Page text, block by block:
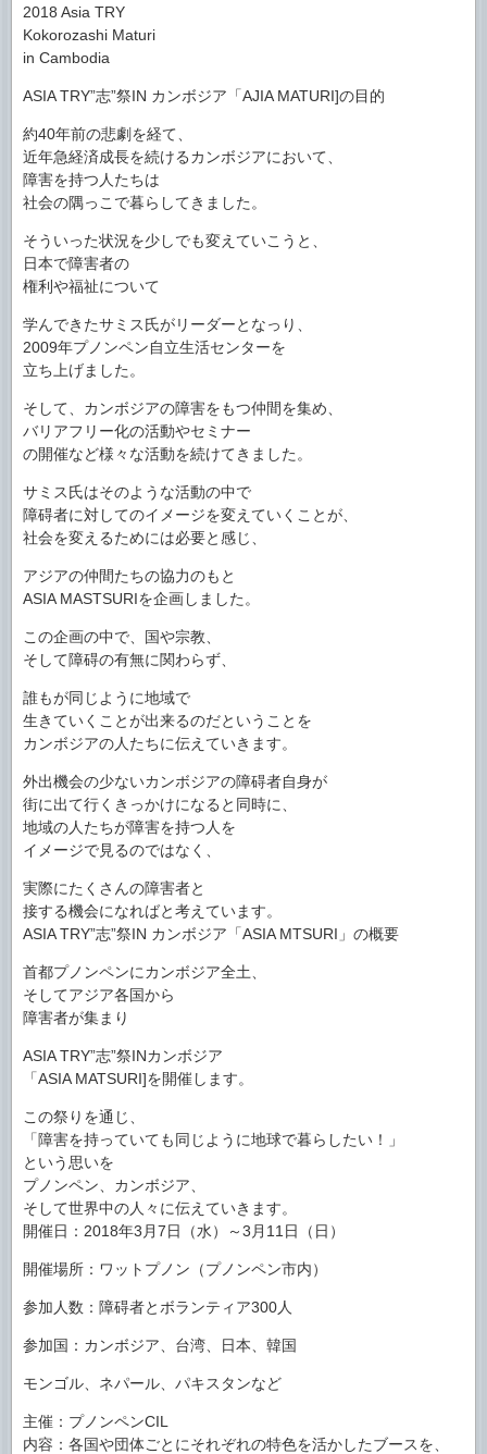
2018 Asia TRY
Kokorozashi Maturi
in Cambodia
ASIA TRY”志”祭IN カンボジア「AJIA MATURI]の目的
約40年前の悲劇を経て、
近年急経済成長を続けるカンボジアにおいて、
障害を持つ人たちは
社会の隅っこで暮らしてきました。
そういった状況を少しでも変えていこうと、
日本で障害者の
権利や福祉について
学んできたサミス氏がリーダーとなっり、
2009年プノンペン自立生活センターを
立ち上げました。
そして、カンボジアの障害をもつ仲間を集め、
バリアフリー化の活動やセミナー
の開催など様々な活動を続けてきました。
サミス氏はそのような活動の中で
障碍者に対してのイメージを変えていくことが、
社会を変えるためには必要と感じ、
アジアの仲間たちの協力のもと
ASIA MASTSURIを企画しました。
この企画の中で、国や宗教、
そして障碍の有無に関わらず、
誰もが同じように地域で
生きていくことが出来るのだということを
カンボジアの人たちに伝えていきます。
外出機会の少ないカンボジアの障碍者自身が
街に出て行くきっかけになると同時に、
地域の人たちが障害を持つ人を
イメージで見るのではなく、
実際にたくさんの障害者と
接する機会になればと考えています。
ASIA TRY”志”祭IN カンボジア「ASIA MTSURI」の概要
首都プノンペンにカンボジア全土、
そしてアジア各国から
障害者が集まり
ASIA TRY”志”祭INカンボジア
「ASIA MATSURI]を開催します。
この祭りを通じ、
「障害を持っていても同じように地球で暮らしたい！」
という思いを
プノンペン、カンボジア、
そして世界中の人々に伝えていきます。
開催日：2018年3月7日（水）～3月11日（日）
開催場所：ワットプノン（プノンペン市内）
参加人数：障碍者とボランティア300人
参加国：カンボジア、台湾、日本、韓国
モンゴル、ネパール、パキスタンなど
主催：プノンペンCIL
内容：各国や団体ごとにそれぞれの特色を活かしたブースを、